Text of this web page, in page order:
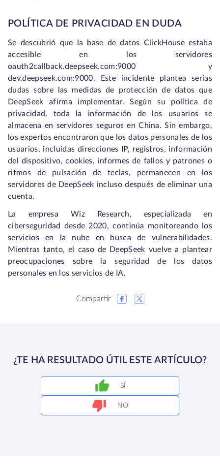
POLÍTICA DE PRIVACIDAD EN DUDA
Se descubrió que la base de datos ClickHouse estaba
accesible en los servidores
oauth2callback.deepseek.com:9000 y
dev.deepseek.com:9000. Este incidente plantea serias
dudas sobre las medidas de protección de datos que
DeepSeek afirma implementar. Según su política de
privacidad, toda la información de los usuarios se
almacena en servidores seguros en China. Sin embargo,
los expertos encontraron que los datos personales de los
usuarios, incluidas direcciones IP, registros, información
del dispositivo, cookies, informes de fallos y patrones o
ritmos de pulsación de teclas, permanecen en los
servidores de DeepSeek incluso después de eliminar una
cuenta.
La empresa Wiz Research, especializada en
ciberseguridad desde 2020, continúa monitoreando los
servicios en la nube en busca de vulnerabilidades.
Mientras tanto, el caso de DeepSeek vuelve a plantear
preocupaciones sobre la seguridad de los datos
personales en los servicios de IA.
Compartir
¿TE HA RESULTADO ÚTIL ESTE ARTÍCULO?
SÍ
NO